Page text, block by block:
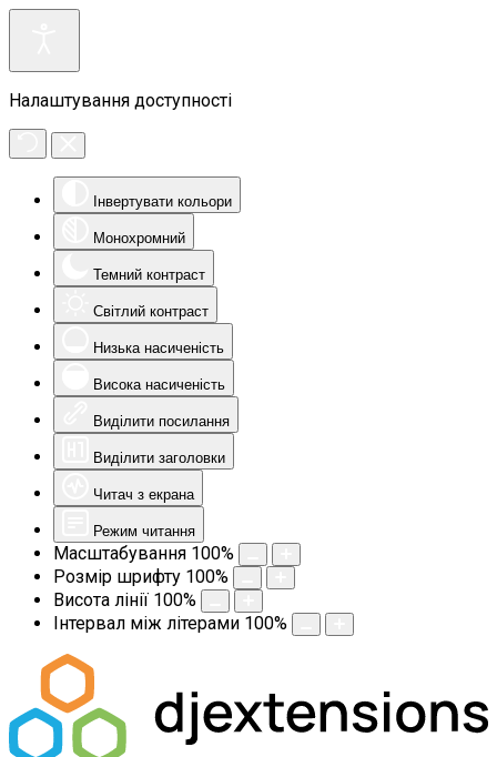
Налаштування доступності
Інвертувати кольори
Монохромний
Темний контраст
Світлий контраст
Низька насиченість
Висока насиченість
Виділити посилання
Виділити заголовки
Читач з екрана
Режим читання
Масштабування 100%
Розмір шрифту 100%
Висота лінії 100%
Інтервал між літерами 100%